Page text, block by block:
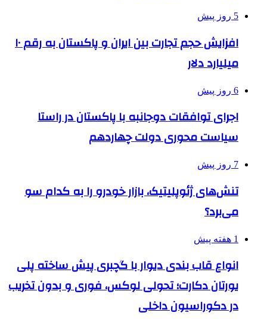
5 روز پیش
افزایش حجم تجارت بین ایران و پاکستان به رقم ۱۰
میلیارد دلار
6 روز پیش
اجرای توافقات دوجانبه با پاکستان در راستا
سیاست محوری دولت چهاردهم
7 روز پیش
تنش‌های ژئوپلیتیک، بازار خودرو را به کدام سو
می‌برد؟
1 هفته پیش
انواع قاب بندی دیوار با گچبری پیش ساخته پلی
یورتان دکارت؛ تحولی لوکس، فوری و بدون تخریب
در دکوراسیون داخلی